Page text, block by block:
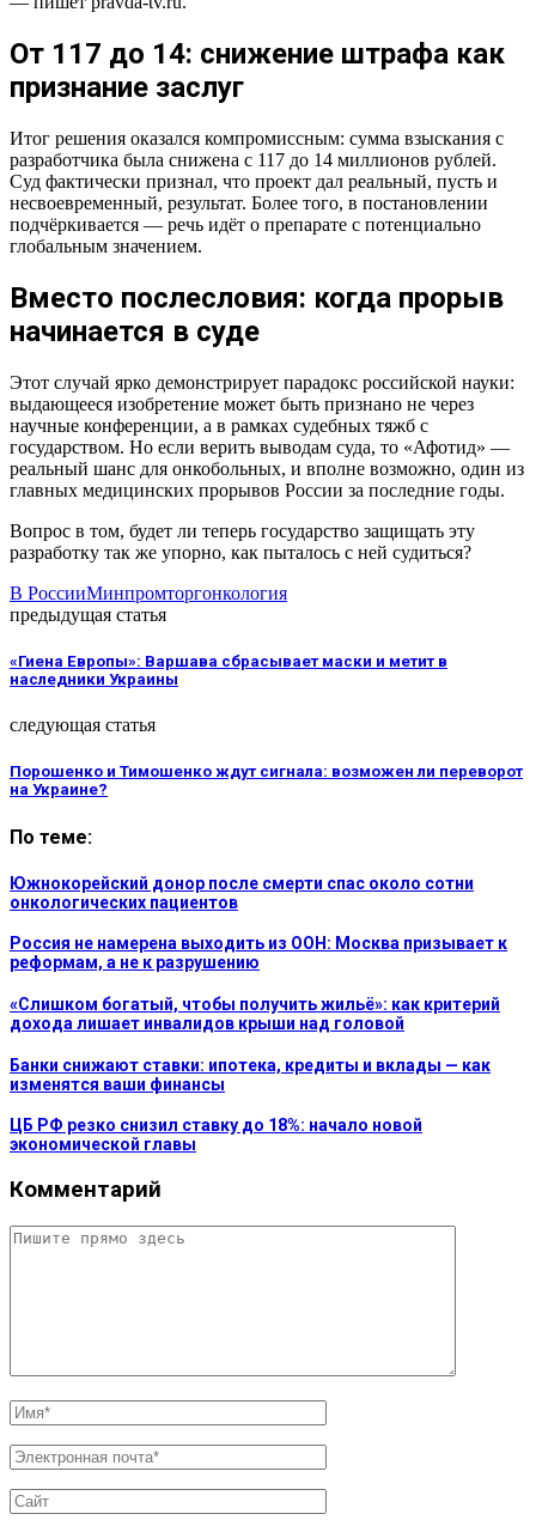
От 117 до 14: снижение штрафа как
признание заслуг
Итог решения оказался компромиссным: сумма взыскания с
разработчика была снижена с 117 до 14 миллионов рублей.
Суд фактически признал, что проект дал реальный, пусть и
несвоевременный, результат. Более того, в постановлении
подчёркивается — речь идёт о препарате с потенциально
глобальным значением.
Вместо послесловия: когда прорыв
начинается в суде
Этот случай ярко демонстрирует парадокс российской науки:
выдающееся изобретение может быть признано не через
научные конференции, а в рамках судебных тяжб с
государством. Но если верить выводам суда, то «Афотид» —
реальный шанс для онкобольных, и вполне возможно, один из
главных медицинских прорывов России за последние годы.
Вопрос в том, будет ли теперь государство защищать эту
разработку так же упорно, как пыталось с ней судиться?
В РоссииМинпромторгонкология
предыдущая статья
«Гиена Европы»: Варшава сбрасывает маски и метит в
наследники Украины
следующая статья
Порошенко и Тимошенко ждут сигнала: возможен ли переворот
на Украине?
По теме:
Южнокорейский донор после смерти спас около сотни
онкологических пациентов
Россия не намерена выходить из ООН: Москва призывает к
реформам, а не к разрушению
«Слишком богатый, чтобы получить жильё»: как критерий
дохода лишает инвалидов крыши над головой
Банки снижают ставки: ипотека, кредиты и вклады — как
изменятся ваши финансы
ЦБ РФ резко снизил ставку до 18%: начало новой
экономической главы
Комментарий